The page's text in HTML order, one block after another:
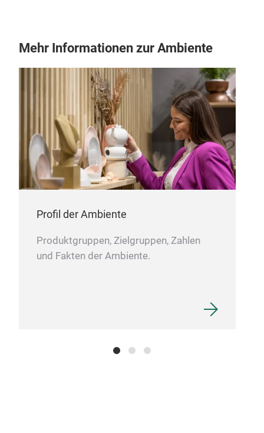
Mehr Informationen zur Ambiente
Profil der Ambiente
Produktgruppen, Zielgruppen, Zahlen
und Fakten der Ambiente.